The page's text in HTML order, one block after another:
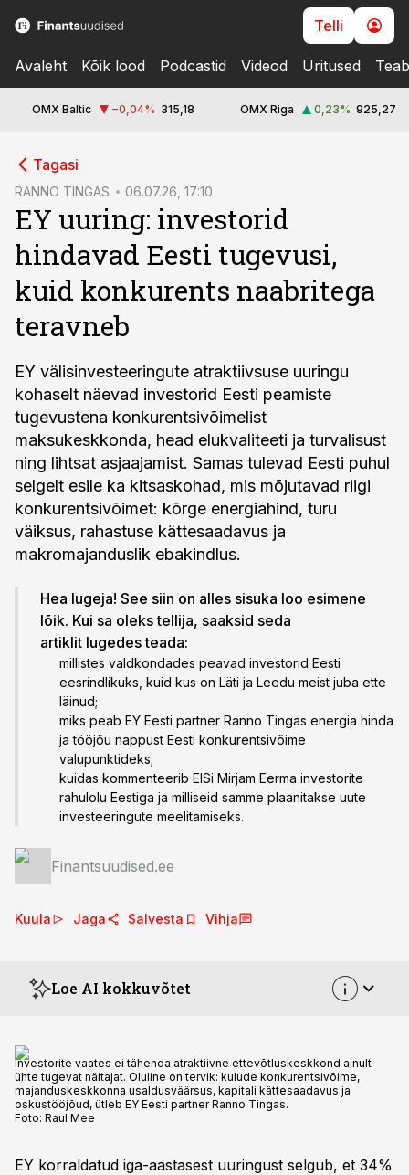
Telli
Avaleht Kõik lood Podcastid Videod Üritused
OMX Baltic −0,04% 315,18 OMX Riga 0,23% 925,27
Tagasi
RANNO TINGAS 06.07.26, 17:10
EY uuring: investorid
hindavad Eesti tugevusi,
kuid konkurents naabritega
teravneb
EY välisinvesteeringute atraktiivsuse uuringu
kohaselt näevad investorid Eesti peamiste
tugevustena konkurentsivõimelist
maksukeskkonda, head elukvaliteeti ja turvalisust
ning lihtsat asjaajamist. Samas tulevad Eesti puhul
selgelt esile ka kitsaskohad, mis mõjutavad riigi
konkurentsivõimet: kõrge energiahind, turu
väiksus, rahastuse kättesaadavus ja
makromajanduslik ebakindlus.
Hea lugeja! See siin on alles sisuka loo esimene
lõik. Kui sa oleks tellija, saaksid seda
artiklit lugedes teada:
millistes valdkondades peavad investorid Eesti
eesrindlikuks, kuid kus on Läti ja Leedu meist juba ette
läinud;
miks peab EY Eesti partner Ranno Tingas energia hinda
ja tööjõu nappust Eesti konkurentsivõime
valupunktideks;
kuidas kommenteerib EISi Mirjam Eerma investorite
rahulolu Eestiga ja milliseid samme plaanitakse uute
investeeringute meelitamiseks.
Finantsuudised.ee
Kuula Jaga Salvesta Vihja
Loe AI kokkuvõtet
Investorite vaates ei tähenda atraktiivne ettevõtluskeskkond ainult
ühte tugevat näitajat. Oluline on tervik: kulude konkurentsivõime,
majanduskeskkonna usaldusväärsus, kapitali kättesaadavus ja
oskustööjõud, ütleb EY Eesti partner Ranno Tingas.
Foto: Raul Mee
EY korraldatud iga-aastasest uuringust selgub, et 34%